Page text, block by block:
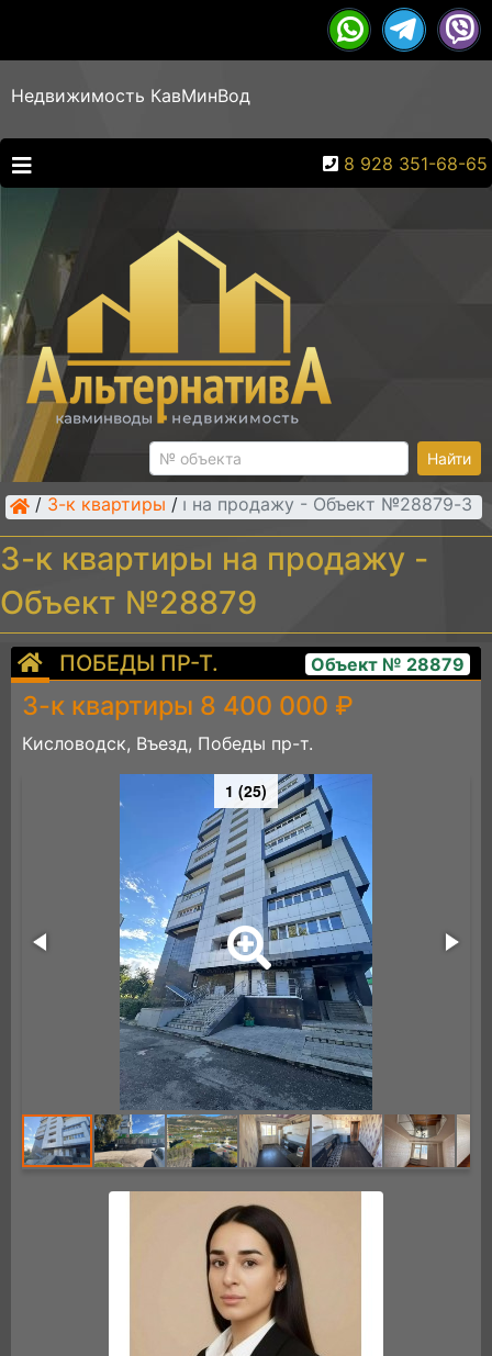
Недвижимость КавМинВод
8 928 351-68-65
Найти
/ 3-к квартиры / 3-к квартиры на продажу - Объект №28879
3-к квартиры на продажу -
Объект №28879
ПОБЕДЫ ПР-Т. Объект № 28879
3-к квартиры 8 400 000 ₽
Кисловодск, Въезд, Победы пр-т.
1 (25)